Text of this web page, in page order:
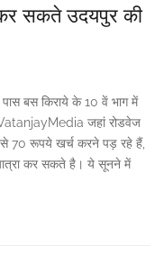
सकते उदयपुर की
बस किराये के 10 वें भाग में
जहां रोडवेज
से 70 रूपये खर्च करने पड़ रहे हैं,
कर सकते है। ये सूनने में